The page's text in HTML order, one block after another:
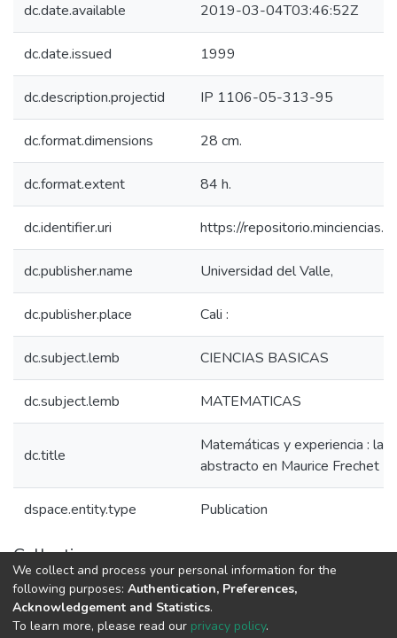
dc.date.available 2019-03-04T03:46:52Z
dc.date.issued 1999
dc.description.projectid IP 1106-05-313-95
dc.format.dimensions 28 cm.
dc.format.extent 84 h.
dc.identifier.uri https://
dc.publisher.name Universidad del Valle,
dc.publisher.place Cali :
dc.subject.lemb CIENCIAS BASICAS
dc.subject.lemb MATEMATICAS
dc.title
Matemáticas y experiencia : la
abstracto en Maurice Frechet
dspace.entity.type Publication
Collections
1.1.2. Informes Finales
We collect and process your personal information for the
following purposes: Authentication, Preferences,
Acknowledgement and Statistics.
To learn more, please read our privacy policy.